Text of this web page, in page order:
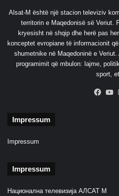
Alsat-M është një stacion televiziv
territorin e Maqedonisë së Veriut.
kryesisht në shqip dhe herë pas
konceptet evropiane të informacionit
shumetnike në Maqedoninë e
programimit që mbulon: lajme,
sport,
Impressum
Impressum
Impressum
Национална телевизија АЛСАТ М